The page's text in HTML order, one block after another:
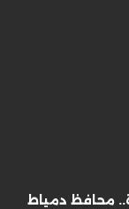
محافظ دمياط